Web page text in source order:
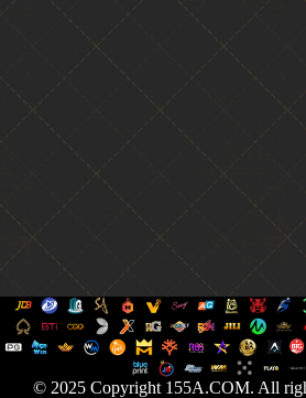
© 2025 Copyright 155A.COM. All